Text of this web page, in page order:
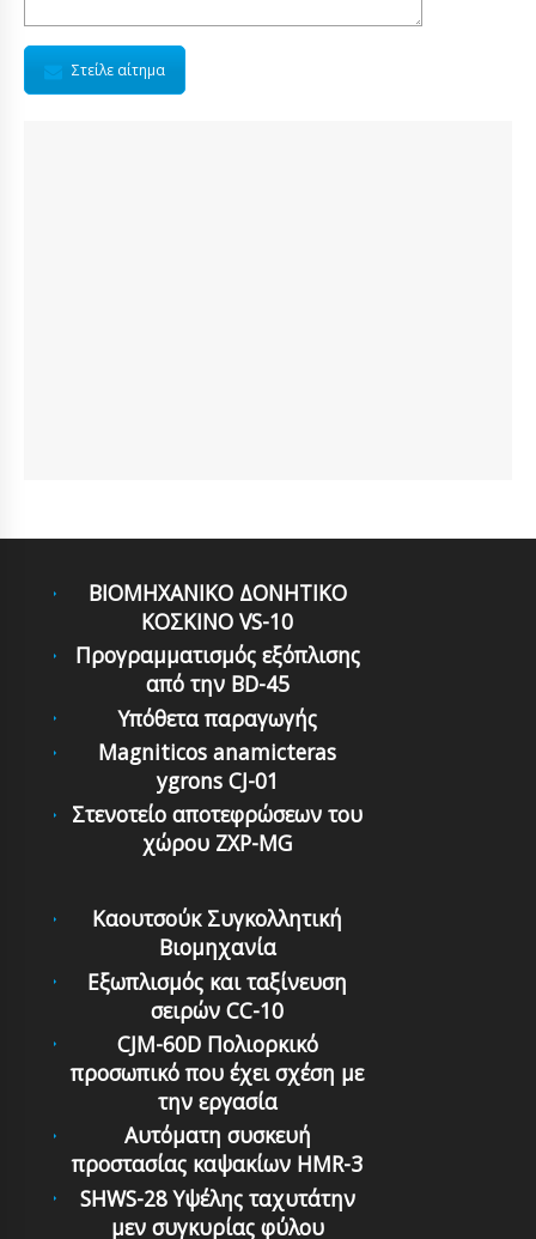
Στείλε αίτημα
ΒΙΟΜΗΧΑΝΙΚΟ ΔΟΝΗΤΙΚΟ
ΚΟΣΚΙΝΟ VS-10
Προγραμματισμός εξόπλισης
από την BD-45
Υπόθετα παραγωγής
Μagniticos anamicteras
ygrons CJ-01
Στενοτείο αποτεφρώσεων του
χώρου ZXP-MG
Καουτσούκ Συγκολλητική
Βιομηχανία
Εξωπλισμός και ταξίνευση
σειρών CC-10
CJM-60D Πολιορκικό
προσωπικό που έχει σχέση με
την εργασία
Αυτόματη συσκευή
προστασίας καψακίων HMR-3
SHWS-28 Υψέλης ταχυτάτην
μεν συγκυρίας φύλου